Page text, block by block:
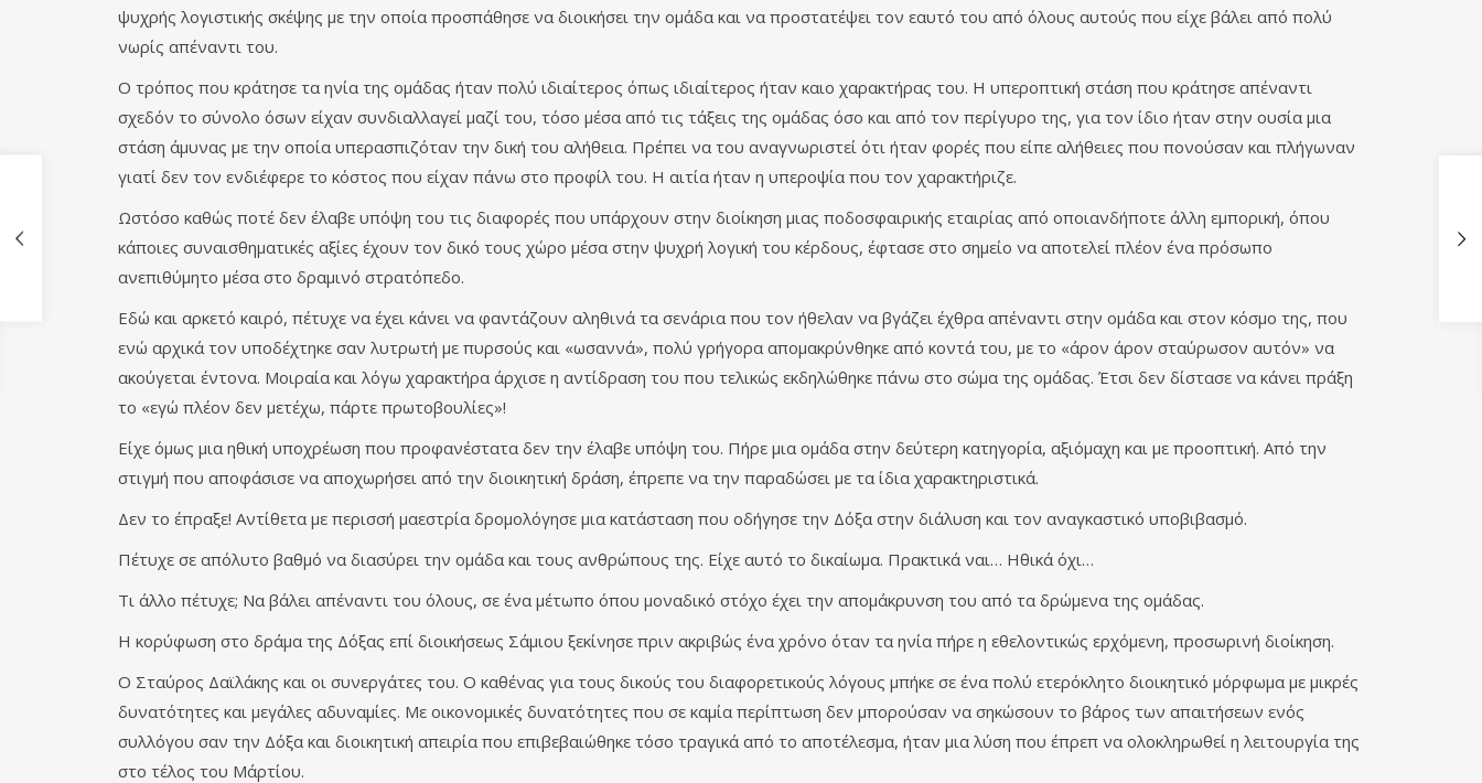
ψυχρής λογιστικής σκέψης με την οποία προσπάθησε να διοικήσει την ομάδα και να προστατέψει τον εαυτό του από όλους αυτούς που είχε βάλει από πολύ
νωρίς απέναντι του.
Ο τρόπος που κράτησε τα ηνία της ομάδας ήταν πολύ ιδιαίτερος όπως ιδιαίτερος ήταν καιο χαρακτήρας του. Η υπεροπτική στάση που κράτησε απέναντι
σχεδόν το σύνολο όσων είχαν συνδιαλλαγεί μαζί του, τόσο μέσα από τις τάξεις της ομάδας όσο και από τον περίγυρο της, για τον ίδιο ήταν στην ουσία μια
στάση άμυνας με την οποία υπερασπιζόταν την δική του αλήθεια. Πρέπει να του αναγνωριστεί ότι ήταν φορές που είπε αλήθειες που πονούσαν και πλήγωναν
γιατί δεν τον ενδιέφερε το κόστος που είχαν πάνω στο προφίλ του. Η αιτία ήταν η υπεροψία που τον χαρακτήριζε.
Ωστόσο καθώς ποτέ δεν έλαβε υπόψη του τις διαφορές που υπάρχουν στην διοίκηση μιας ποδοσφαιρικής εταιρίας από οποιανδήποτε άλλη εμπορική, όπου
κάποιες συναισθηματικές αξίες έχουν τον δικό τους χώρο μέσα στην ψυχρή λογική του κέρδους, έφτασε στο σημείο να αποτελεί πλέον ένα πρόσωπο
ανεπιθύμητο μέσα στο δραμινό στρατόπεδο.
Εδώ και αρκετό καιρό, πέτυχε να έχει κάνει να φαντάζουν αληθινά τα σενάρια που τον ήθελαν να βγάζει έχθρα απέναντι στην ομάδα και στον κόσμο της, που
ενώ αρχικά τον υποδέχτηκε σαν λυτρωτή με πυρσούς και «ωσαννά», πολύ γρήγορα απομακρύνθηκε από κοντά του, με το «άρον άρον σταύρωσον αυτόν» να
ακούγεται έντονα. Μοιραία και λόγω χαρακτήρα άρχισε η αντίδραση του που τελικώς εκδηλώθηκε πάνω στο σώμα της ομάδας. Έτσι δεν δίστασε να κάνει πράξη
το «εγώ πλέον δεν μετέχω, πάρτε πρωτοβουλίες»!
Είχε όμως μια ηθική υποχρέωση που προφανέστατα δεν την έλαβε υπόψη του. Πήρε μια ομάδα στην δεύτερη κατηγορία, αξιόμαχη και με προοπτική. Από την
στιγμή που αποφάσισε να αποχωρήσει από την διοικητική δράση, έπρεπε να την παραδώσει με τα ίδια χαρακτηριστικά.
Δεν το έπραξε! Αντίθετα με περισσή μαεστρία δρομολόγησε μια κατάσταση που οδήγησε την Δόξα στην διάλυση και τον αναγκαστικό υποβιβασμό.
Πέτυχε σε απόλυτο βαθμό να διασύρει την ομάδα και τους ανθρώπους της. Είχε αυτό το δικαίωμα. Πρακτικά ναι… Ηθικά όχι…
Τι άλλο πέτυχε; Να βάλει απέναντι του όλους, σε ένα μέτωπο όπου μοναδικό στόχο έχει την απομάκρυνση του από τα δρώμενα της ομάδας.
Η κορύφωση στο δράμα της Δόξας επί διοικήσεως Σάμιου ξεκίνησε πριν ακριβώς ένα χρόνο όταν τα ηνία πήρε η εθελοντικώς ερχόμενη, προσωρινή διοίκηση.
Ο Σταύρος Δαϊλάκης και οι συνεργάτες του. Ο καθένας για τους δικούς του διαφορετικούς λόγους μπήκε σε ένα πολύ ετερόκλητο διοικητικό μόρφωμα με μικρές
δυνατότητες και μεγάλες αδυναμίες. Με οικονομικές δυνατότητες που σε καμία περίπτωση δεν μπορούσαν να σηκώσουν το βάρος των απαιτήσεων ενός
συλλόγου σαν την Δόξα και διοικητική απειρία που επιβεβαιώθηκε τόσο τραγικά από το αποτέλεσμα, ήταν μια λύση που έπρεπ να ολοκληρωθεί η λειτουργία της
στο τέλος του Μάρτίου.